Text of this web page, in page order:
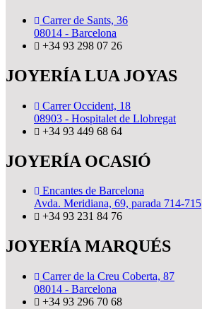
Carrer de Sants, 36
08014 - Barcelona
+34 93 298 07 26
JOYERÍA LUA JOYAS
Carrer Occident, 18
08903 - Hospitalet de Llobregat
+34 93 449 68 64
JOYERÍA OCASIÓ
Encantes de Barcelona
Avda. Meridiana, 69, parada 714-715
+34 93 231 84 76
JOYERÍA MARQUÉS
Carrer de la Creu Coberta, 87
08014 - Barcelona
+34 93 296 70 68